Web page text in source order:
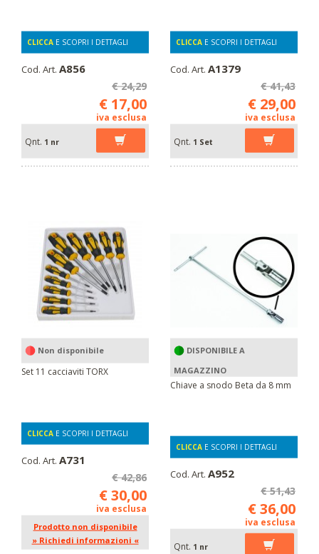
CLICCA E SCOPRI I DETTAGLI
Cod. Art. A856
€ 24,29
€ 17,00
iva esclusa
Qnt. 1 nr
CLICCA E SCOPRI I DETTAGLI
Cod. Art. A1379
€ 41,43
€ 29,00
iva esclusa
Qnt. 1 Set
Non disponibile
Set 11 cacciaviti TORX
CLICCA E SCOPRI I DETTAGLI
Cod. Art. A731
€ 42,86
€ 30,00
iva esclusa
Prodotto non disponibile
» Richiedi informazioni «
DISPONIBILE A
MAGAZZINO
Chiave a snodo Beta da 8 mm
CLICCA E SCOPRI I DETTAGLI
Cod. Art. A952
€ 51,43
€ 36,00
iva esclusa
Qnt. 1 nr